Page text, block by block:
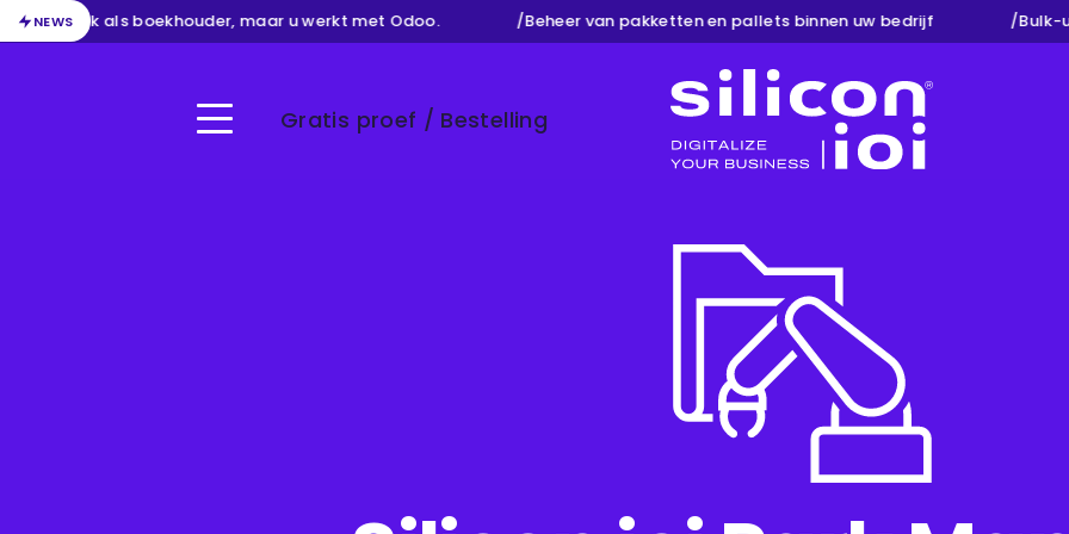
NEWS
uw werk als boekhouder, maar u werkt met Odoo. Beheer van pakketten en pallets binnen uw bedrijf Bulk-
Menu Gratis proef / Bestelling